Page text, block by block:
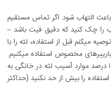
باعث التهاب شود اگر تماس مستقیم
را چک کنید که دقیق فیت باشد –
میکنم قبل از استفاده، لثه را با
بارییرهای مخصوص استفاده میکنیم.
مطالعات سال ۲۰۲۲ گزارش داد که ۱۵ درصد موارد آسیب لثه در خانگی به
را بیش از حد نکنید (حداکثر